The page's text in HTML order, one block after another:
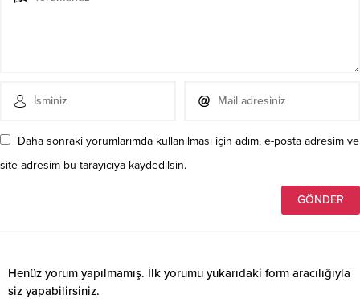
Daha sonraki yorumlarımda kullanılması için adım, e-posta adresim ve
site adresim bu tarayıcıya kaydedilsin.
Henüz yorum yapılmamış. İlk yorumu yukarıdaki form aracılığıyla
siz yapabilirsiniz.